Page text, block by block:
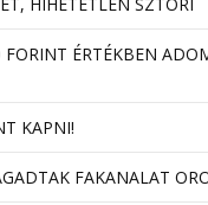
ÉRTÉKBEN
KAPNI!
FAKANALAT